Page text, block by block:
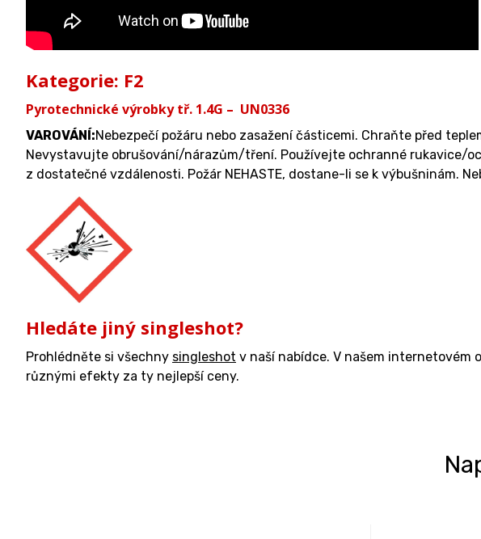
Kategorie: F2
Pyrotechnické výrobky tř. 1.4G – UN0336
VAROVÁNÍ:Nebezpečí požáru nebo zasažení částicemi. Chraňte před
Nevystavujte obrušování/nárazům/tření. Používejte ochranné rukavice/
z dostatečné vzdálenosti. Požár NEHASTE, dostane-li se k výbušninám.
Hledáte jiný singleshot?
Prohlédněte si všechny singleshot v naší nabídce. V našem internetovém
různými efekty za ty nejlepší ceny.